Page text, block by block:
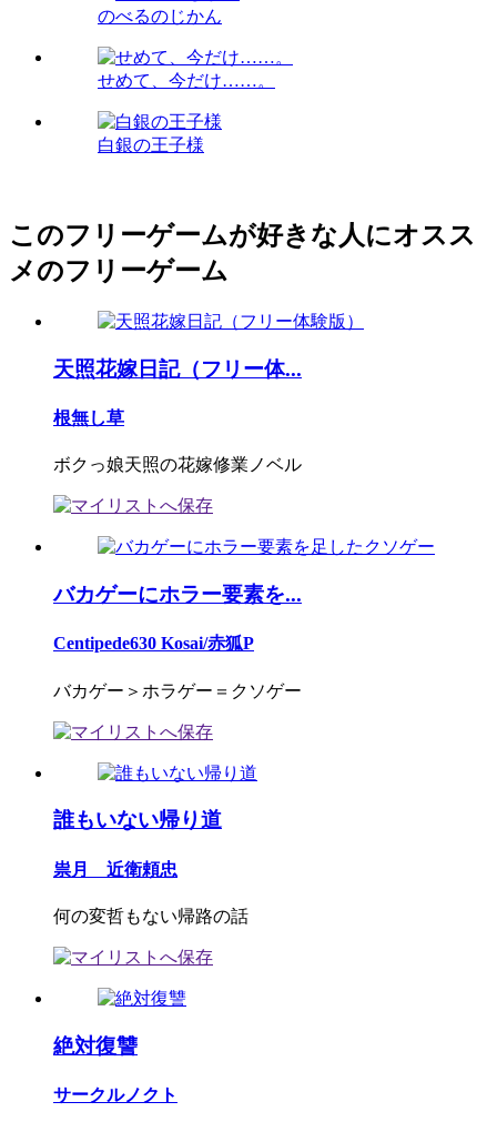
のべるのじかん
せめて、今だけ……。
白銀の王子様
このフリーゲームが好きな人にオスス
メのフリーゲーム
天照花嫁日記（フリー体...
根無し草
ボクっ娘天照の花嫁修業ノベル
バカゲーにホラー要素を...
Centipede630 Kosai/赤狐P
バカゲー＞ホラゲー＝クソゲー
誰もいない帰り道
祟月 近衛頼忠
何の変哲もない帰路の話
絶対復讐
サークルノクト